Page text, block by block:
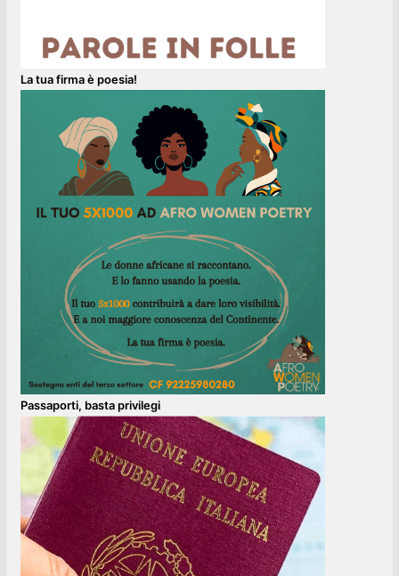
La tua firma è poesia!
Passaporti, basta privilegi